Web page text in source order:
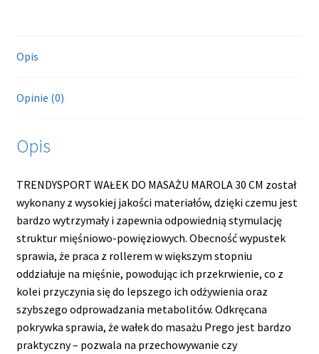
Opis
Opinie (0)
Opis
TRENDYSPORT WAŁEK DO MASAŻU MAROLA 30 CM został
wykonany z wysokiej jakości materiałów, dzięki czemu jest
bardzo wytrzymały i zapewnia odpowiednią stymulację
struktur mięśniowo-powięziowych. Obecność wypustek
sprawia, że praca z rollerem w większym stopniu
oddziałuje na mięśnie, powodując ich przekrwienie, co z
kolei przyczynia się do lepszego ich odżywienia oraz
szybszego odprowadzania metabolitów. Odkręcana
pokrywka sprawia, że wałek do masażu Prego jest bardzo
praktyczny – pozwala na przechowywanie czy